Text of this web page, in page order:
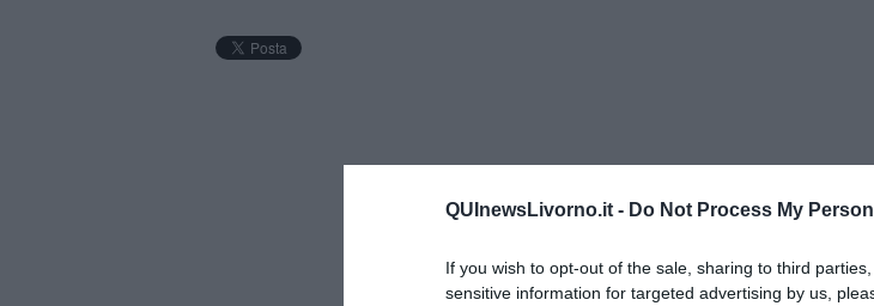
QUInewsLivorno.it - Do Not Process My
If you wish to opt-out of the sale, sharing to third
sensitive information for targeted advertising by us,